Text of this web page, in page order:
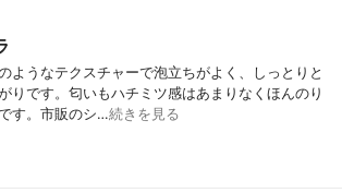
ようなテクスチャーで泡立ちがよく、しっとりと
りです。匂いもハチミツ感はあまりなくほんのり
す。市販のシ…続きを見る